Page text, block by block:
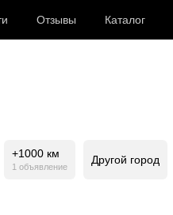
Отзывы Каталог
+1000 км
1 объявление
Другой город